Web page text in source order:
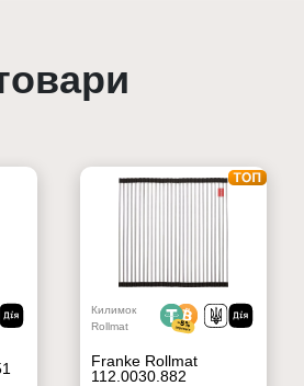
Килимок
Rollmat
Franke Rollmat
112.0030.882